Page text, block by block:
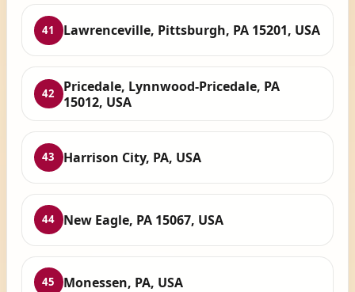
41 Lawrenceville, Pittsburgh, PA 15201, USA
42
Pricedale, Lynnwood-Pricedale, PA
15012, USA
43 Harrison City, PA, USA
44 New Eagle, PA 15067, USA
45 Monessen, PA, USA